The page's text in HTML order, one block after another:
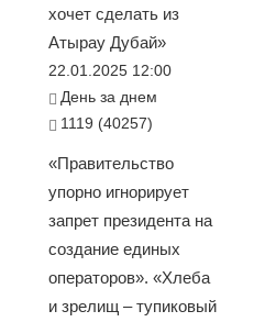
хочет сделать из
Атырау Дубай»
22.01.2025 12:00
День за днем
1119 (40257)
«Правительство
упорно игнорирует
запрет президента на
создание единых
операторов». «Хлеба
и зрелищ – тупиковый